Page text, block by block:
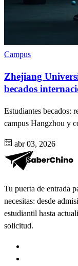
Campus
Zhejiang
becados
Estudiantes becados:
campus Hangzhou y
abr 03, 2026
Tu puerta de entrada
necesitas: desde
estudiantil hasta
solicitud.